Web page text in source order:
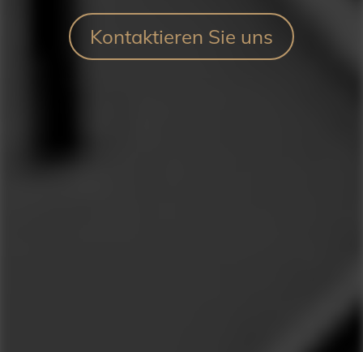
Kontaktieren Sie uns